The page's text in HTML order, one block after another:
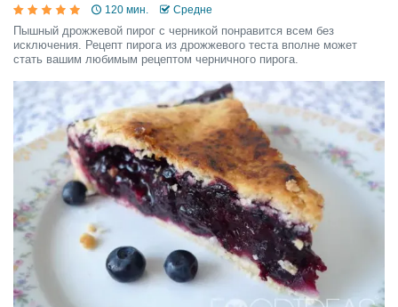
120 мин. Средне
Пышный дрожжевой пирог с черникой понравится всем без
исключения. Рецепт пирога из дрожжевого теста вполне может
стать вашим любимым рецептом черничного пирога.